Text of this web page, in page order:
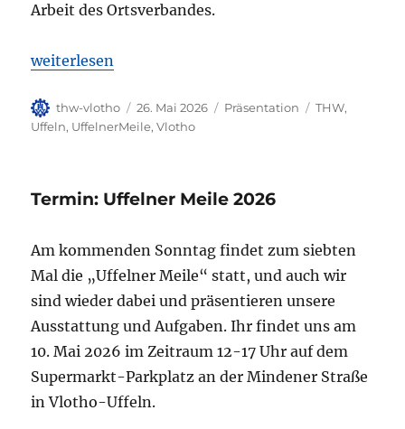
Arbeit des Ortsverbandes.
„Präsentation auf der Uffelner Meile“
weiterlesen
Autor
thw-vlotho
Veröffentlicht
am
26. Mai 2026 Kategorien
Präsentation Schlagwörter
THW,
Uffeln, UffelnerMeile,Vlotho
Termin: Uffelner Meile 2026
Am kommenden Sonntag findet zum siebten
Mal die „Uffelner Meile“ statt, und auch wir
sind wieder dabei und präsentieren unsere
Ausstattung und Aufgaben. Ihr findet uns am
10. Mai 2026 im Zeitraum 12-17 Uhr auf dem
Supermarkt-Parkplatz an der Mindener Straße
in Vlotho-Uffeln.